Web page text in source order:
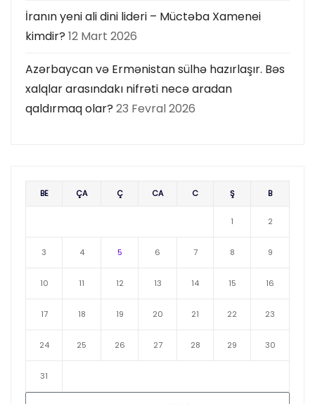
İranın yeni ali dini lideri – Müctəba Xamenei
kimdir? 12 Mart 2026
Azərbaycan və Ermənistan sülhə hazırlaşır. Bəs
xalqlar arasındakı nifrəti necə aradan
qaldırmaq olar? 23 Fevral 2026
BE ÇA Ç CA C Ş B
1 2
3 4 5 6 7 8 9
10 11 12 13 14 15 16
17 18 19 20 21 22 23
24 25 26 27 28 29 30
31